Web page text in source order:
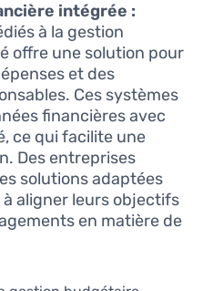
intégrée :
à la gestion
offre une solution pour
et des
Ces systèmes
financières avec
ce qui facilite une
Des entreprises
solutions adaptées
aligner leurs objectifs
en matière de